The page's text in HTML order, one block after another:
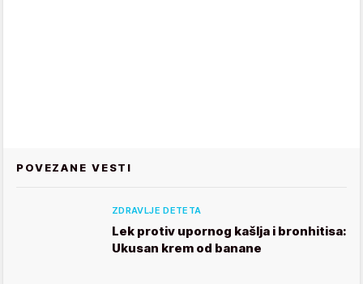
POVEZANE VESTI
ZDRAVLJE DETETA
Lek protiv upornog kašlja i bronhitisa:
Ukusan krem od banane